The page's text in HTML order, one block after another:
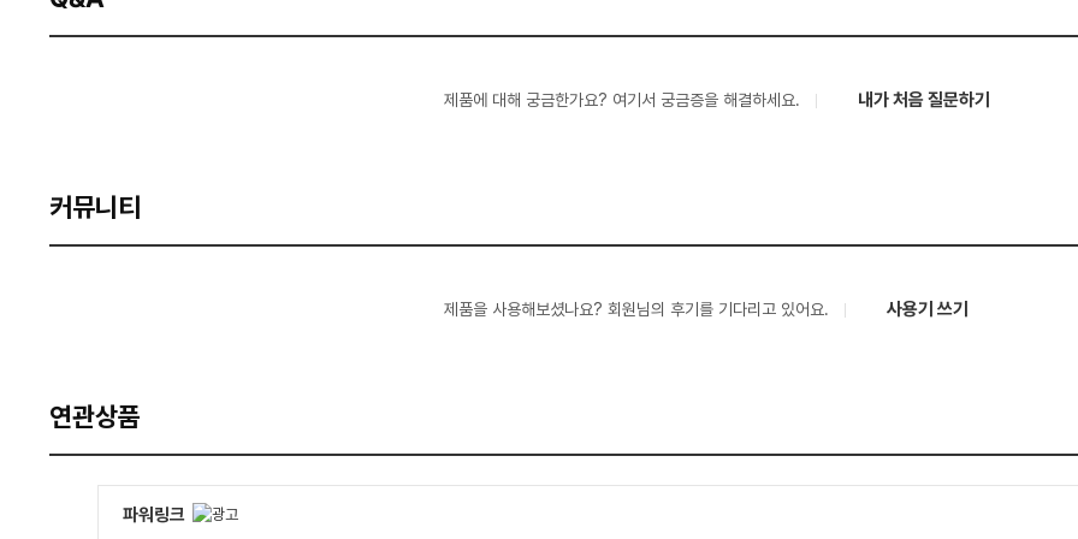
제품에 대해 궁금한가요? 여기서 궁금증을 해결하세요. 내가 처음 질문하기
커뮤니티
제품을 사용해보셨나요? 회원님의 후기를 기다리고 있어요. 사용기 쓰기
연관상품
파워링크